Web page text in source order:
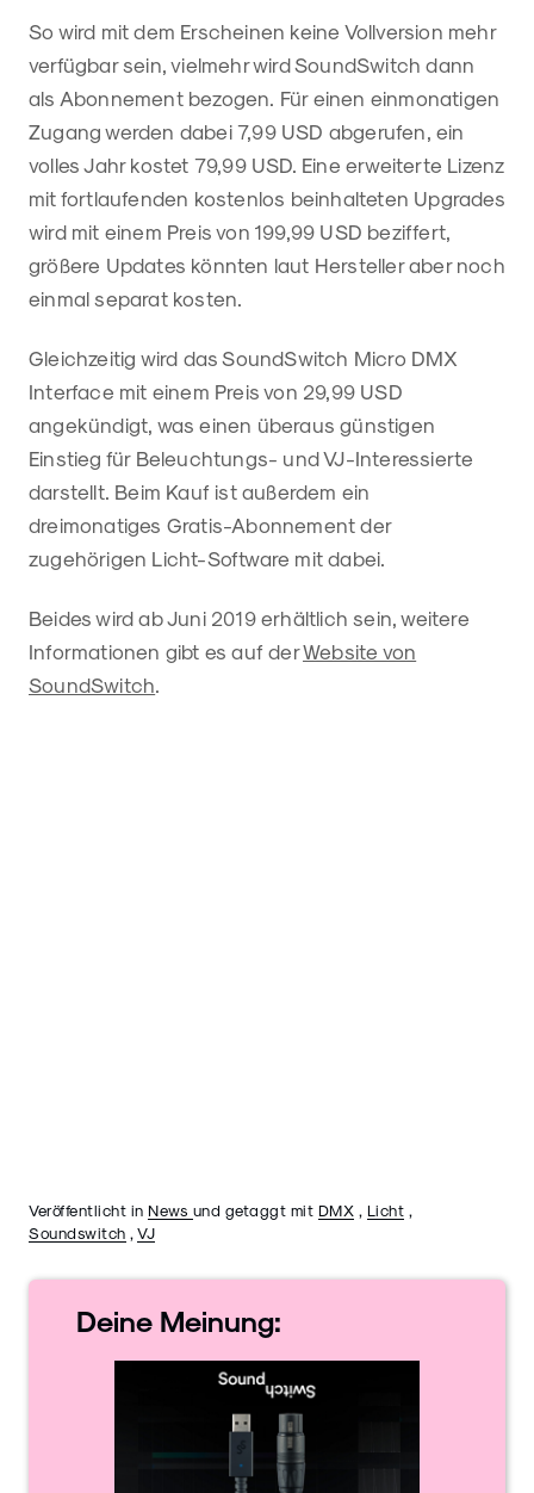
So wird mit dem Erscheinen keine Vollversion mehr
verfügbar sein, vielmehr wird SoundSwitch dann
als Abonnement bezogen. Für einen einmonatigen
Zugang werden dabei 7,99 USD abgerufen, ein
volles Jahr kostet 79,99 USD. Eine erweiterte Lizenz
mit fortlaufenden kostenlos beinhalteten Upgrades
wird mit einem Preis von 199,99 USD beziffert,
größere Updates könnten laut Hersteller aber noch
einmal separat kosten.
Gleichzeitig wird das SoundSwitch Micro DMX
Interface mit einem Preis von 29,99 USD
angekündigt, was einen überaus günstigen
Einstieg für Beleuchtungs- und VJ-Interessierte
darstellt. Beim Kauf ist außerdem ein
dreimonatiges Gratis-Abonnement der
zugehörigen Licht-Software mit dabei.
Beides wird ab Juni 2019 erhältlich sein, weitere
Informationen gibt es auf derWebsite von
SoundSwitch.
Veröffentlicht in News und getaggt mit DMX , Licht ,
Soundswitch , VJ
Deine Meinung: